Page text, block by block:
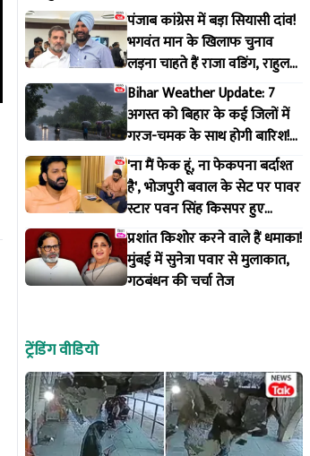
पंजाब कांग्रेस में बड़ा सियासी दांव!
भगवंत मान के खिलाफ चुनाव
लड़ना चाहते हैं राजा वडिंग, राहुल
गांधी से मांगी हरी झंडी
Bihar Weather Update: 7
अगस्त को बिहार के कई जिलों में
गरज-चमक के साथ होगी बारिश!
IMD ने जारी किया अलर्ट
'ना मैं फेक हूं, ना फेकपना बर्दाश्त
है', भोजपुरी बवाल के सेट पर पावर
स्टार पवन सिंह किसपर हुए
आगबबूला?
प्रशांत किशोर करने वाले हैं धमाका!
मुंबई में सुनेत्रा पवार से मुलाकात,
गठबंधन की चर्चा तेज
ट्रेंडिंग वीडियो